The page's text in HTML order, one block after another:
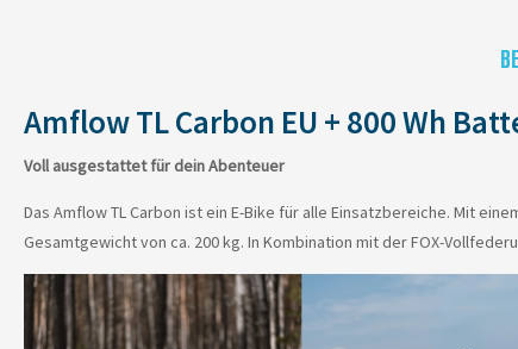
Amflow TL Carbon EU + 800 Wh
Voll ausgestattet für dein Abenteuer
Das Amflow TL Carbon ist ein E-Bike für alle Einsatzbereiche. Mit
Gesamtgewicht von ca. 200 kg. In Kombination mit der FOX-